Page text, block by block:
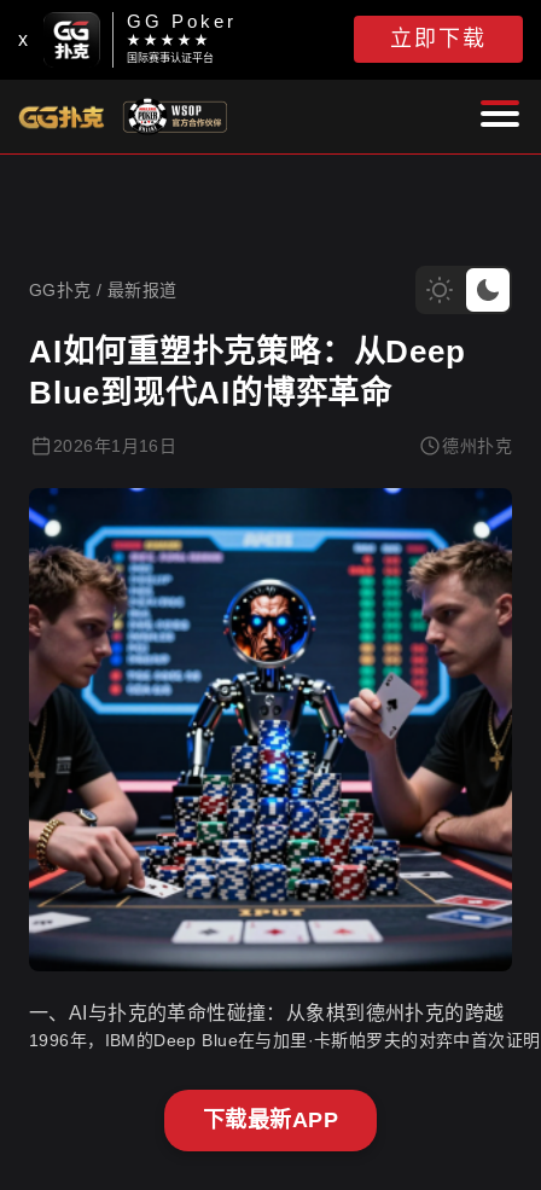
x
GG Poker
★ ★ ★ ★ ★
国际赛事认证平台
立即下载
GG扑克 / 最新报道
AI如何重塑扑克策略：从Deep
Blue到现代AI的博弈革命
2026年1月16日 德州扑克
一、AI与扑克的革命性碰撞：从象棋到德州扑克的跨越
1996年，IBM的Deep Blue在与加里·卡斯帕罗夫的对弈中首次证
下载最新APP